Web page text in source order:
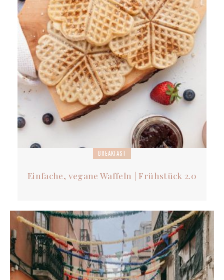
BREAKFAST
Einfache, vegane Waffeln | Frühstück 2.0